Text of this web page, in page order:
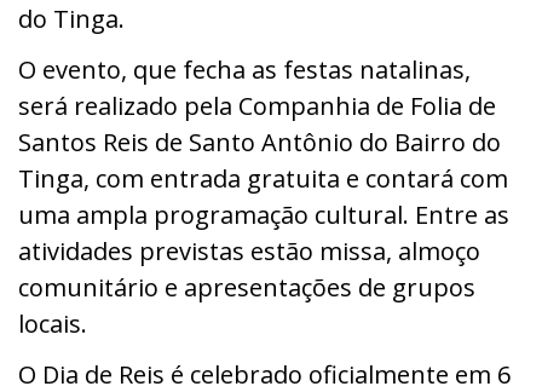
do Tinga.
O evento, que fecha as festas natalinas,
será realizado pela Companhia de Folia de
Santos Reis de Santo Antônio do Bairro do
Tinga, com entrada gratuita e contará com
uma ampla programação cultural. Entre as
atividades previstas estão missa, almoço
comunitário e apresentações de grupos
locais.
O Dia de Reis é celebrado oficialmente em 6